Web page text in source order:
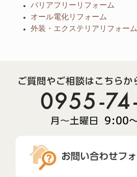
バリアフリーリフォーム
オール電化リフォーム
外装・エクステリアリフォーム